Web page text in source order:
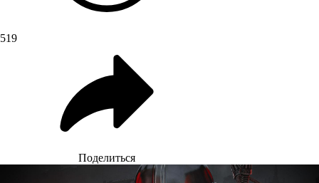
519
Поделиться